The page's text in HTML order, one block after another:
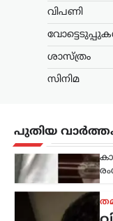
വിപണി
ശാസ്ത്രം
സിനിമ
പുതിയ